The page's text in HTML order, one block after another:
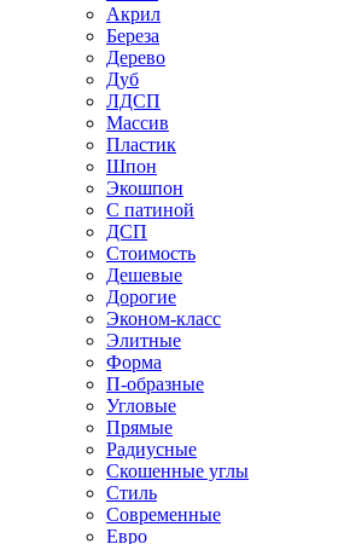
Акрил
Береза
Дерево
Дуб
ЛДСП
Массив
Пластик
Шпон
Экошпон
С патиной
ДСП
Стоимость
Дешевые
Дорогие
Эконом-класс
Элитные
Форма
П-образные
Угловые
Прямые
Радиусные
Скошенные углы
Стиль
Современные
Евро